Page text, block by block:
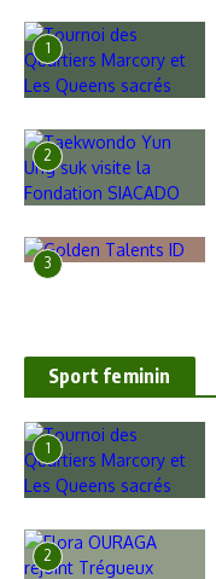
1
2
3
Sport feminin
1
2